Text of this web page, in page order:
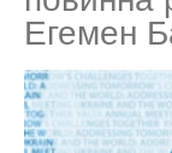
Егемен